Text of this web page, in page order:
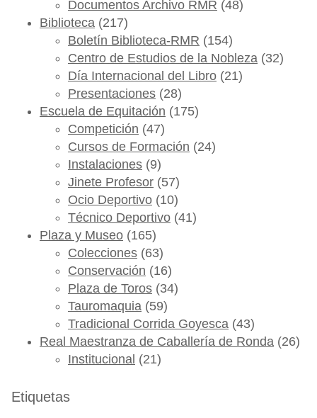
Documentos Archivo RMR (48)
Biblioteca (217)
Boletín Biblioteca-RMR (154)
Centro de Estudios de la Nobleza (32)
Día Internacional del Libro (21)
Presentaciones (28)
Escuela de Equitación (175)
Competición (47)
Cursos de Formación (24)
Instalaciones (9)
Jinete Profesor (57)
Ocio Deportivo (10)
Técnico Deportivo (41)
Plaza y Museo (165)
Colecciones (63)
Conservación (16)
Plaza de Toros (34)
Tauromaquia (59)
Tradicional Corrida Goyesca (43)
Real Maestranza de Caballería de Ronda (26)
Institucional (21)
Etiquetas